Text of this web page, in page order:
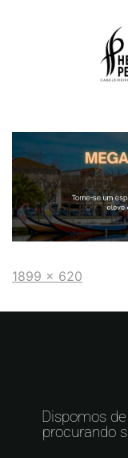
1899 × 620
Dispomos
procurando